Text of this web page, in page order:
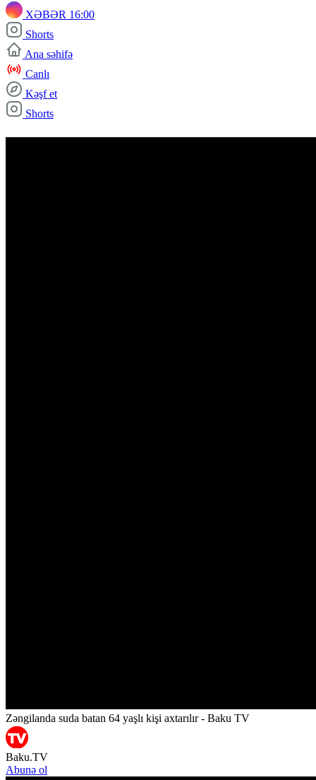
XƏBƏR 16:00
Shorts
Ana səhifə
Canlı
Kəşf et
Shorts
Zəngilanda suda batan 64 yaşlı kişi axtarılır - Baku TV
Baku.TV
Abunə ol